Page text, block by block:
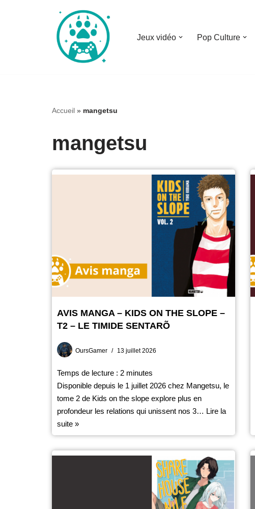
Jeux vidéo Pop Culture
Accueil » mangetsu
mangetsu
AVIS MANGA – KIDS ON THE SLOPE –
T2 – LE TIMIDE SENTARÕ
OursGamer 13 juillet 2026
Temps de lecture : 2 minutes
Disponible depuis le 1 juillet 2026 chez Mangetsu, le
tome 2 de Kids on the slope explore plus en
profondeur les relations qui unissent nos 3… Lire la
suite »